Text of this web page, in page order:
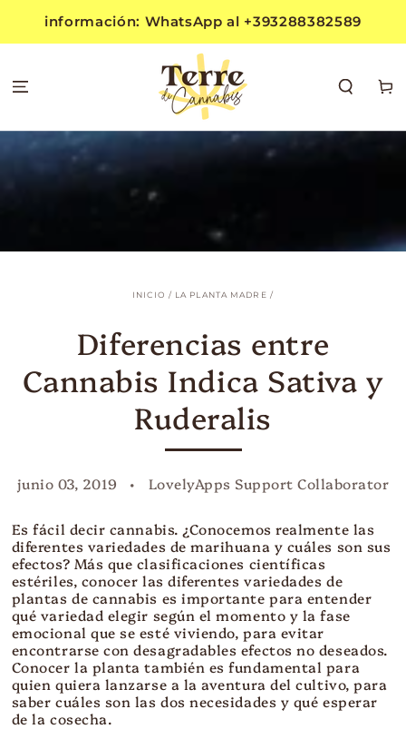
CONTENIDO
información: WhatsApp al +393288382589
Carrito
INICIO / LA PLANTA MADRE /
Diferencias entre
Cannabis Indica Sativa y
Ruderalis
junio 03, 2019 LovelyApps Support Collaborator
Es fácil decir cannabis. ¿Conocemos realmente las
diferentes variedades de marihuana y cuáles son sus
efectos? Más que clasificaciones científicas
estériles, conocer las diferentes variedades de
plantas de cannabis es importante para entender
qué variedad elegir según el momento y la fase
emocional que se esté viviendo, para evitar
encontrarse con desagradables efectos no deseados.
Conocer la planta también es fundamental para
quien quiera lanzarse a la aventura del cultivo, para
saber cuáles son las dos necesidades y qué esperar
de la cosecha.